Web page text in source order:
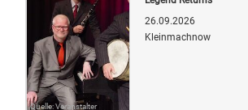
Quelle: Veranstalter
26.09.2026
Kleinmachnow